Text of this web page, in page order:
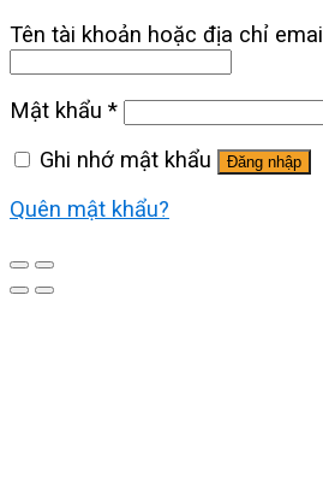
Tên tài khoản hoặc địa chỉ email
Mật khẩu *
Ghi nhớ mật khẩu
Đăng nhập
Quên mật khẩu?